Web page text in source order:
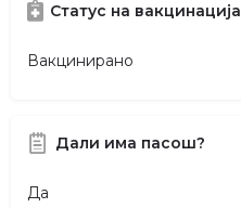
Статус на вакцинација
Вакцинирано
Дали има пасош?
Да